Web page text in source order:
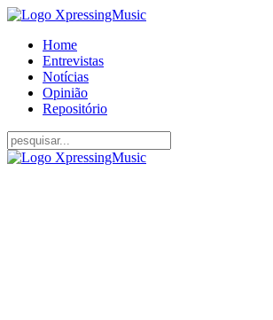
Home
Entrevistas
Notícias
Opinião
Repositório